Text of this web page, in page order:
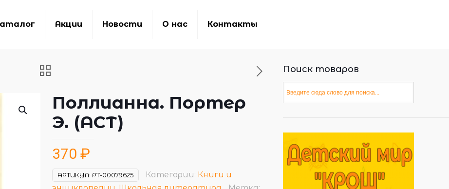
Акции Новости О нас Контакты
Поллианна. Портер
Э. (АСТ)
370 ₽
АРТИКУЛ: РТ-00079625 Категории: Книги и
Поиск товаров